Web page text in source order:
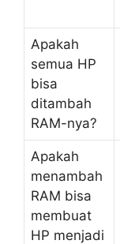
Apakah
semua HP
bisa
ditambah
RAM-nya?
Apakah
menambah
RAM bisa
membuat
HP menjadi